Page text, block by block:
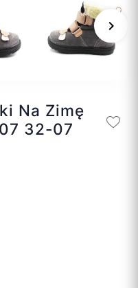
keyboard_arrow_right
Na Zimę
32-07